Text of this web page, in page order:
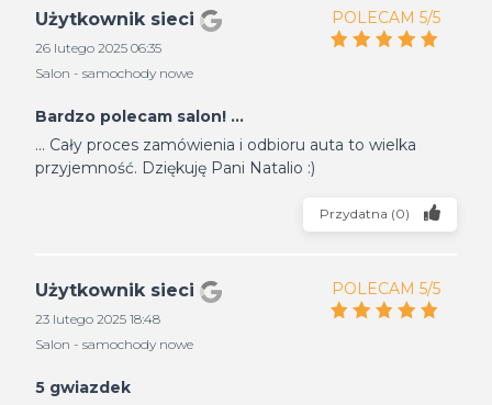
Użytkownik sieci
26 lutego 2025 06:35
Salon - samochody nowe
POLECAM 5/5
Bardzo polecam salon! ...
... Cały proces zamówienia i odbioru auta to wielka
przyjemność. Dziękuję Pani Natalio :)
Przydatna (0)
Użytkownik sieci
23 lutego 2025 18:48
Salon - samochody nowe
POLECAM 5/5
5 gwiazdek